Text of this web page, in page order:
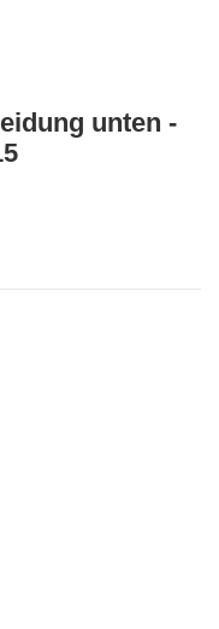
unten -